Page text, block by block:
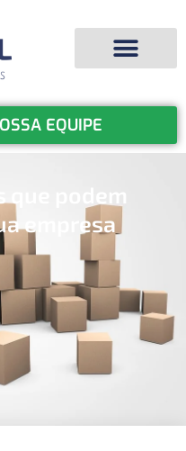
EQUIPE
podem
empresa